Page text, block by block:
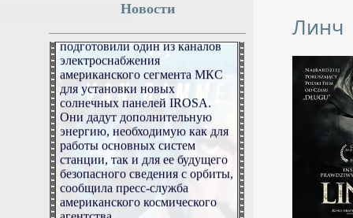
Линч
Новости
подготовили один из каналов
электроснабжения
американского сегмента МКС
для установки новых
солнечных панелей IROSA.
Они дадут дополнительную
энергию, необходимую как для
работы основных систем
станции, так и для ее будущего
безопасного сведения с орбиты,
сообщила пресс-служба
американского космического
агентства.